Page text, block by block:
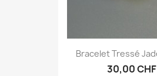
Bracelet Tressé
30,00 CHF